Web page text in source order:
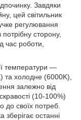
Завдяки
цей світильник
регулювання
сторону,
час роботи,
температури —
та холодне (6000K),
залежно від
(10-100%)
до своїх потреб.
зберігає останні